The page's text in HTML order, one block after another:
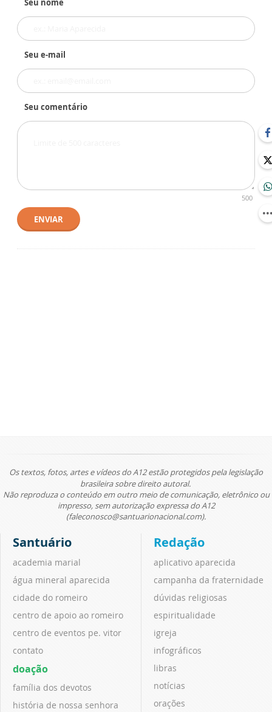
Seu e-mail
Seu comentário
500
ENVIAR
Os textos, fotos, artes e vídeos do A12 estão protegidos pela legislação
brasileira sobre direito autoral.
Não reproduza o conteúdo em outro meio de comunicação, eletrônico ou
impresso, sem autorização expressa do A12
(faleconosco@santuarionacional.com).
Santuário
academia marial
água mineral aparecida
cidade do romeiro
centro de apoio ao romeiro
centro de eventos pe. vitor
contato
doação
família dos devotos
história de nossa senhora
Redação
aplicativo aparecida
campanha da fraternidade
dúvidas religiosas
espiritualidade
igreja
infográficos
libras
notícias
orações